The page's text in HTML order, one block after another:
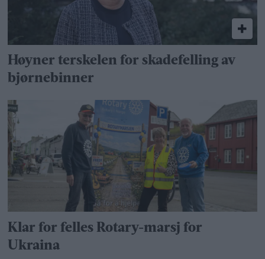
Høyner terskelen for skadefelling av
bjørnebinner
Klar for felles Rotary-marsj for
Ukraina